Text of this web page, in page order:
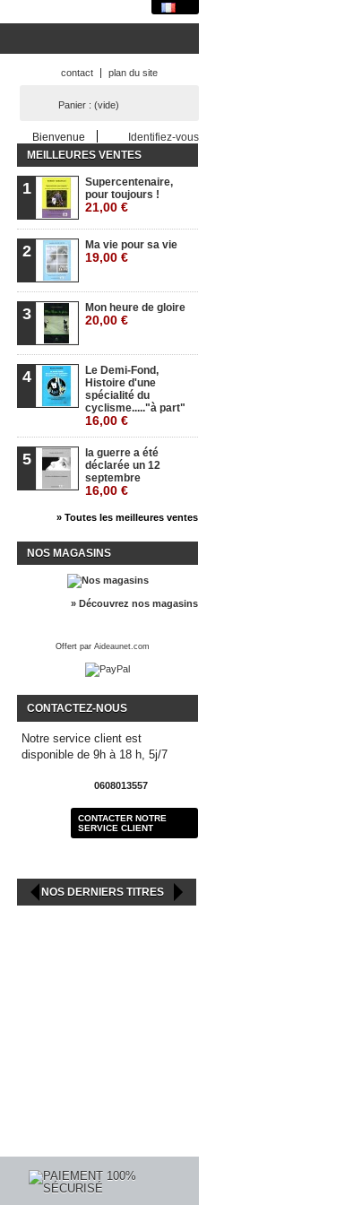
contact plan du site
Panier : (vide)
Bienvenue
Identifiez-vous
MEILLEURES VENTES
1
Supercentenaire,
pour toujours !
21,00 €
2 Ma vie pour sa vie
19,00 €
3 Mon heure de gloire
20,00 €
4
Le Demi-Fond,
Histoire d'une
spécialité du
cyclisme....."à part"
16,00 €
5
la guerre a été
déclarée un 12
septembre
16,00 €
» Toutes les meilleures ventes
NOS MAGASINS
» Découvrez nos magasins
Offert par Aideaunet.com
CONTACTEZ-NOUS
Notre service client est
disponible de 9h à 18 h, 5j/7
0608013557
CONTACTER NOTRE
SERVICE CLIENT
NOS DERNIERS TITRES